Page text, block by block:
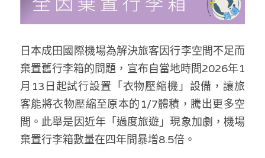
林伯強專欄
趙處機專欄
KOL 精選
大衛sir專欄
曾子晴 - 晴深直說
條款及細則
日本成田國際機場為解決旅客因行李空間不足而
棄置舊行李箱的問題，宣布自當地時間2026年1
月13日起試行設置「衣物壓縮機」設備，讓旅
客能將衣物壓縮至原本的1/7體積，騰出更多空
間。此舉是因近年「過度旅遊」現象加劇，機場
棄置行李箱數量在四年間暴增8.5倍。